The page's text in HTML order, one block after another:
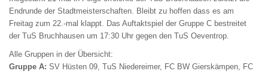
Endrunde der Stadtmeisterschaften. Bleibt zu hoffen dass es am
Freitag zum 22.-mal klappt. Das Auftaktspiel der Gruppe C bestreitet
der TuS Bruchhausen um 17:30 Uhr gegen den TuS Oeventrop.
Alle Gruppen in der Übersicht:
Gruppe A: SV Hüsten 09, TuS Niedereimer, FC BW Gierskämpen, FC